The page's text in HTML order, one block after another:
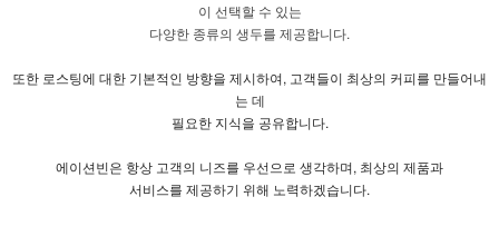
이 선택할 수 있는
다양한 종류의 생두를 제공합니다.
또한 로스팅에 대한 기본적인 방향을 제시하여, 고객들이 최상의 커피를 만들어내
는 데
필요한 지식을 공유합니다.
에이션빈은 항상 고객의 니즈를 우선으로 생각하며, 최상의 제품과
서비스를 제공하기 위해 노력하겠습니다.